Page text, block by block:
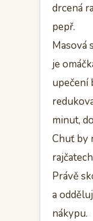
drcená
pepř.
Masová
je
upečení
minut,
Chuť by
Právě
a
nákypu.